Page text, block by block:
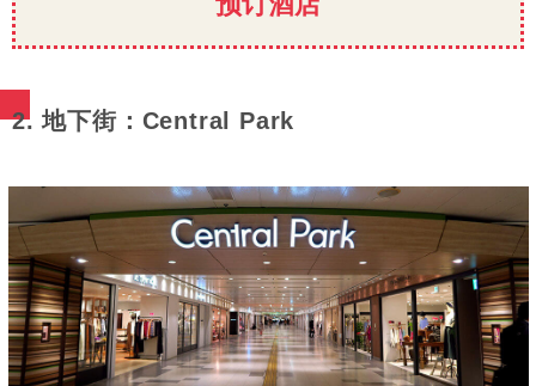
2. 地下街：Central Park